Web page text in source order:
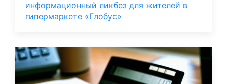
информационный ликбез для жителей в
гипермаркете «Глобус»